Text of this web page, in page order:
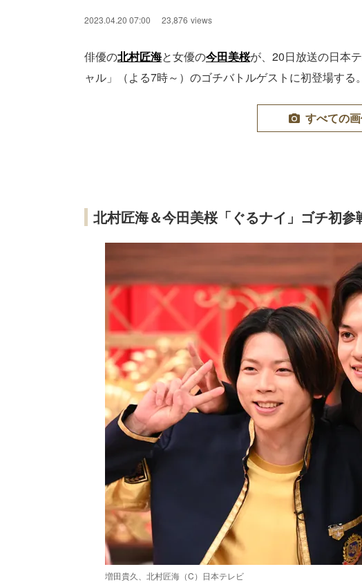
2023.04.20 07:00 23,876 views
俳優の北村匠海と女優の今田美桜が、20日放送の日本
ャル」（よる7時～）のゴチバトルゲストに初登場する。
すべての
北村匠海＆今田美桜「ぐるナイ」ゴチ初参
増田貴久、北村匠海（C）日本テレビ